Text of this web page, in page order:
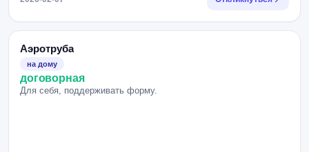
Аэротруба
на дому
договорная
Для себя, поддерживать форму.